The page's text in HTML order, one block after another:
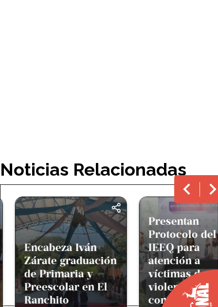
Noticias Relacionadas
Encabeza Iván
Zárate graduación
de Primaria y
Preescolar en El
Ranchito
Presentan
Protocolo del
IEEQ para
atención a
víctimas de
violencia
contra